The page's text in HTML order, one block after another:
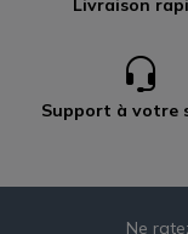
Livraison
Support à votre
Ne